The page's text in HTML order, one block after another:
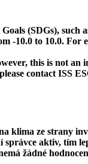
(SDGs), such
-10.0 to 10.0. For
this is not
contact ISS
klima ze strany
aktiv, tím
žádné